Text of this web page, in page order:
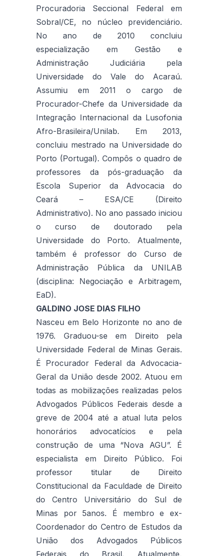
Procuradoria Seccional Federal em
Sobral/CE, no núcleo previdenciário.
No ano de 2010 concluiu
especialização em Gestão e
Administração Judiciária pela
Universidade do Vale do Acaraú.
Assumiu em 2011 o cargo de
Procurador-Chefe da Universidade da
Integração Internacional da Lusofonia
Afro-Brasileira/Unilab. Em 2013,
concluiu mestrado na Universidade do
Porto (Portugal). Compôs o quadro de
professores da pós-graduação da
Escola Superior da Advocacia do
Ceará – ESA/CE (Direito
Administrativo). No ano passado iniciou
o curso de doutorado pela
Universidade do Porto. Atualmente,
também é professor do Curso de
Administração Pública da UNILAB
(disciplina: Negociação e Arbitragem,
EaD).
GALDINO JOSE DIAS FILHO
Nasceu em Belo Horizonte no ano de
1976. Graduou-se em Direito pela
Universidade Federal de Minas Gerais.
É Procurador Federal da Advocacia-
Geral da União desde 2002. Atuou em
todas as mobilizações realizadas pelos
Advogados Públicos Federais desde a
greve de 2004 até a atual luta pelos
honorários advocatícios e pela
construção de uma “Nova AGU”. É
especialista em Direito Público. Foi
professor titular de Direito
Constitucional da Faculdade de Direito
do Centro Universitário do Sul de
Minas por 5anos. É membro e ex-
Coordenador do Centro de Estudos da
União dos Advogados Públicos
Federais do Brasil. Atualmente,